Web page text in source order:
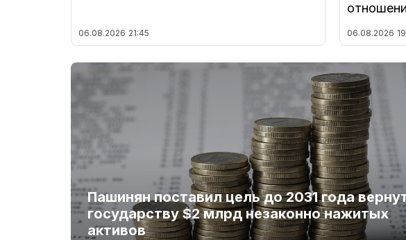
06.08.2026 21:45 06.08.2026
Пашинян поставил цель до 2031 года
государству $2 млрд незаконно нажитых
активов